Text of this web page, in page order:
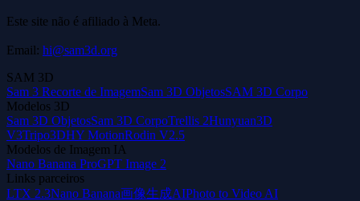
Este site não é afiliado à Meta.
Email: hi@sam3d.org
SAM 3D
Sam 3 Recorte de ImagemSam 3D ObjetosSAM 3D Corpo
Modelos 3D
Sam 3D ObjetosSam 3D CorpoTrellis 2Hunyuan3D
V3Tripo3DHY MotionRodin V2.5
Modelos de Imagem IA
Nano Banana ProGPT Image 2
Links parceiros
LTX 2.3Nano Banana画像生成AIPhoto to Video AI